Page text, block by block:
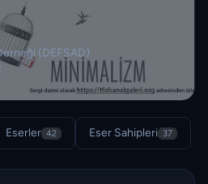
(DEFSAD)
Eserler 42 Eser Sahipleri 37